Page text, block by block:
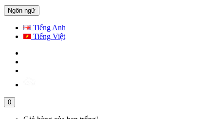
Ngôn ngữ
Tiếng Anh
Tiếng Việt
0